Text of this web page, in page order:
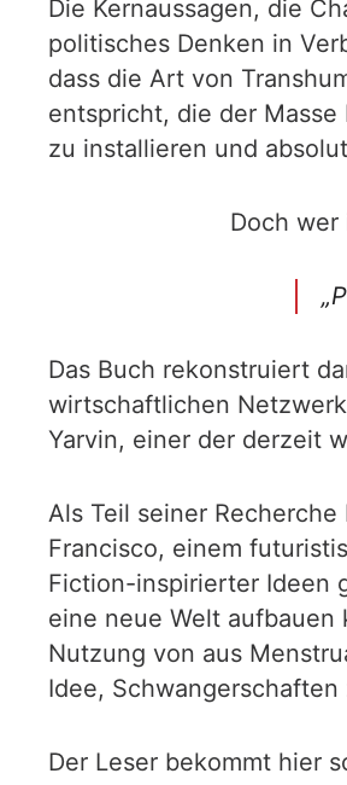
Die Kernaussagen, die
politisches Denken in
dass die Art von
entspricht, die der
zu installieren und
Doch
Das Buch rekonstruiert
wirtschaftlichen
Yarvin, einer der derzeit
Als Teil seiner
Francisco, einem
Fiction-inspirierter Ideen
eine neue Welt aufbauen
Nutzung von aus
Idee,
Der Leser bekommt hier